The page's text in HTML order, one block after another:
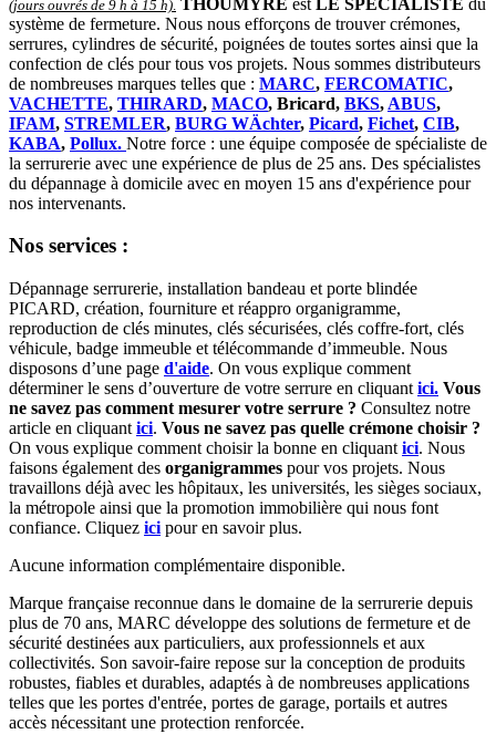
(jours ouvrés de 9 h à 15 h)
système de fermeture. Nous nous efforçons de trouver crémones,
serrures, cylindres de sécurité, poignées de toutes sortes ainsi que la
confection de clés pour tous vos projets. Nous sommes distributeurs
de nombreuses marques telles que : MARC, FERCOMATIC,
VACHETTE, THIRARD, MACO, Bricard, BKS, ABUS,
IFAM, STREMLER, BURG WÄchter, Picard, Fichet, CIB,
KABA, Pollux. Notre force : une équipe composée de spécialiste de
la serrurerie avec une expérience de plus de 25 ans. Des spécialistes
du dépannage à domicile avec en moyen 15 ans d'expérience pour
nos intervenants.
Nos services :
Dépannage serrurerie, installation bandeau et porte blindée
PICARD, création, fourniture et réappro organigramme,
reproduction de clés minutes, clés sécurisées, clés coffre-fort, clés
véhicule, badge immeuble et télécommande d’immeuble. Nous
disposons d’une page d'aide. On vous explique comment
déterminer le sens d’ouverture de votre serrure en cliquant ici. Vous
ne savez pas comment mesurer votre serrure ? Consultez notre
article en cliquant ici. Vous ne savez pas quelle crémone choisir ?
On vous explique comment choisir la bonne en cliquant ici. Nous
faisons également des organigrammes pour vos projets. Nous
travaillons déjà avec les hôpitaux, les universités, les sièges sociaux,
la métropole ainsi que la promotion immobilière qui nous font
confiance. Cliquez ici pour en savoir plus.
Aucune information complémentaire disponible.
Marque française reconnue dans le domaine de la serrurerie depuis
plus de 70 ans, MARC développe des solutions de fermeture et de
sécurité destinées aux particuliers, aux professionnels et aux
collectivités. Son savoir-faire repose sur la conception de produits
robustes, fiables et durables, adaptés à de nombreuses applications
telles que les portes d'entrée, portes de garage, portails et autres
accès nécessitant une protection renforcée.